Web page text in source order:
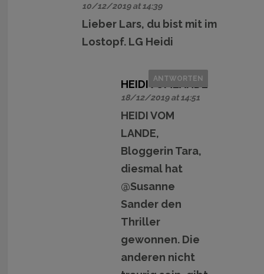
10/12/2019 at 14:39
Lieber Lars, du bist mit im
Lostopf. LG Heidi
HEIDIVOMLANDE
18/12/2019 at 14:51
ANTWORTEN
HEIDI VOM
LANDE,
Bloggerin Tara,
diesmal hat
@Susanne
Sander den
Thriller
gewonnen. Die
anderen nicht